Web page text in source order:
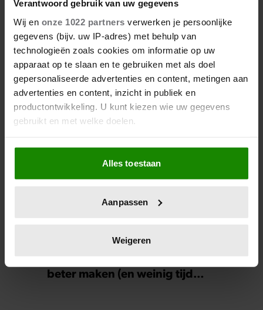
Verantwoord gebruik van uw gegevens
Wij en onze 1022 partners verwerken je persoonlijke
gegevens (bijv. uw IP-adres) met behulp van
technologieën zoals cookies om informatie op uw
apparaat op te slaan en te gebruiken met als doel
gepersonaliseerde advertenties en content, metingen aan
advertenties en content, inzicht in publiek en
productontwikkeling. U kunt kiezen wie uw gegevens
gebruikt en met welke doelen.
Als u het toestaat, willen we ook graag:
Informatie verzamelen over uw geografische
locatie, die tot een paar meter nauwkeurig kan zijn
scannen op specifieke eigenschappen (fingerprinting)
verwerkt en stel uw voorkeuren in het
intrekken in de Cookieverklaring.
Alles toestaan
Aanpassen
Weigeren
Wat als je stiekem verliefd op
een ander bent?
beter maken (en weinig tijd